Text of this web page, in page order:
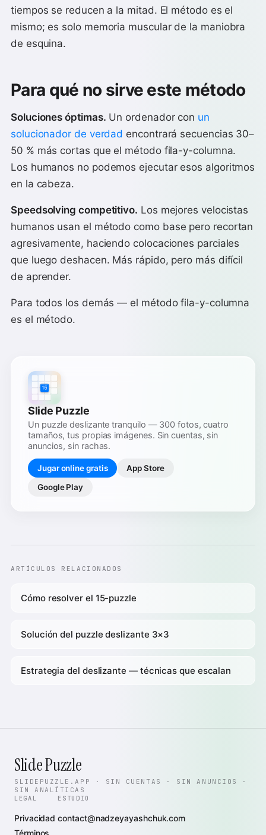
tiempos se reducen a la mitad. El método es el
mismo; es solo memoria muscular de la maniobra
de esquina.
Para qué no sirve este método
Soluciones óptimas. Un ordenador con un
solucionador de verdad encontrará secuencias 30–
50 % más cortas que el método fila-y-columna.
Los humanos no podemos ejecutar esos algoritmos
en la cabeza.
Speedsolving competitivo. Los mejores velocistas
humanos usan el método como base pero recortan
agresivamente, haciendo colocaciones parciales
que luego deshacen. Más rápido, pero más difícil
de aprender.
Para todos los demás — el método fila-y-columna
es el método.
Slide Puzzle
Un puzzle deslizante tranquilo — 300 fotos, cuatro
tamaños, tus propias imágenes. Sin cuentas, sin
anuncios, sin rachas.
Jugar online gratis
App Store
Google Play
ARTÍCULOS RELACIONADOS
Cómo resolver el 15-puzzle
Solución del puzzle deslizante 3×3
Estrategia del deslizante — técnicas que escalan
Slide Puzzle
SLIDEPUZZLE.APP · SIN CUENTAS · SIN ANUNCIOS ·
SIN ANALÍTICAS
LEGAL
Privacidad
Términos
ESTUDIO
contact@nadzeyayashchuk.com